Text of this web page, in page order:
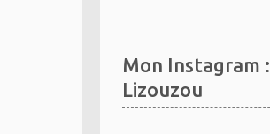
Mon Instagram :
Lizouzou